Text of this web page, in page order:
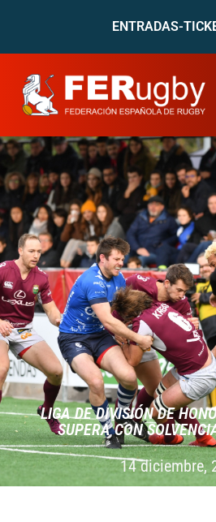
ENTRADAS-
LIGA DE DIVISIÓN DE
SUPERA CON
14 diciembre,